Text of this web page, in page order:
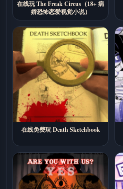
在线玩 The Freak Circus（18+ 病
娇恐怖恋爱视觉小说）
在线免费玩 Death Sketchbook